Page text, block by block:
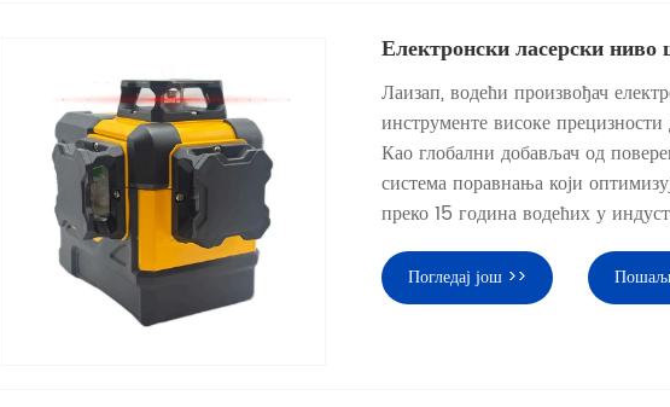
Електронски ласерски ниво
Лаизап, водећи произвођач
инструменте високе
Као глобални добављач од
система поравнања који
преко 15 година водећих у
Погледај још >>